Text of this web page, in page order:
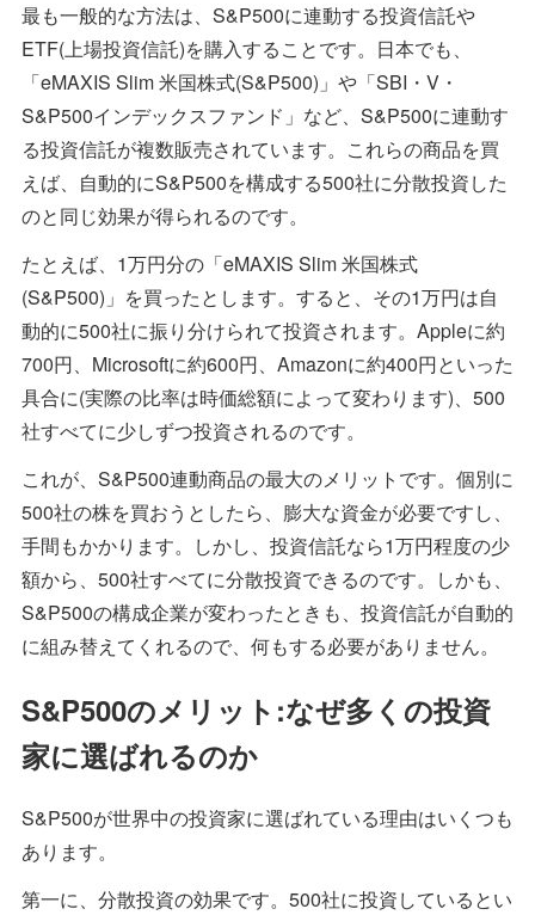
最も一般的な方法は、S&P500に連動する投資信託や
ETF(上場投資信託)を購入することです。日本でも、
「eMAXIS Slim 米国株式(S&P500)」や「SBI・V・
S&P500インデックスファンド」など、S&P500に連動す
る投資信託が複数販売されています。これらの商品を買
えば、自動的にS&P500を構成する500社に分散投資した
のと同じ効果が得られるのです。
たとえば、1万円分の「eMAXIS Slim 米国株式
(S&P500)」を買ったとします。すると、その1万円は自
動的に500社に振り分けられて投資されます。Appleに約
700円、Microsoftに約600円、Amazonに約400円といった
具合に(実際の比率は時価総額によって変わります)、500
社すべてに少しずつ投資されるのです。
これが、S&P500連動商品の最大のメリットです。個別に
500社の株を買おうとしたら、膨大な資金が必要ですし、
手間もかかります。しかし、投資信託なら1万円程度の少
額から、500社すべてに分散投資できるのです。しかも、
S&P500の構成企業が変わったときも、投資信託が自動的
に組み替えてくれるので、何もする必要がありません。
S&P500のメリット:なぜ多くの投資
家に選ばれるのか
S&P500が世界中の投資家に選ばれている理由はいくつも
あります。
第一に、分散投資の効果です。500社に投資しているとい